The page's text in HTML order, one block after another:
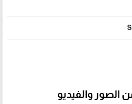
الصور والفيديو